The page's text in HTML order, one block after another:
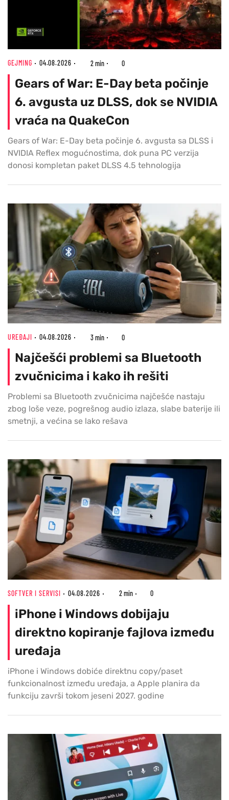
GEJMING 04.08.2026 2 min 0
Gears of War: E-Day beta počinje
6. avgusta uz DLSS, dok se NVIDIA
vraća na QuakeCon
Gears of War: E-Day beta počinje 6. avgusta sa DLSS i
NVIDIA Reflex mogućnostima, dok puna PC verzija
donosi kompletan paket DLSS 4.5 tehnologija
UREĐAJI 04.08.2026 3 min 0
Najčešći problemi sa Bluetooth
zvučnicima i kako ih rešiti
Problemi sa Bluetooth zvučnicima najčešće nastaju
zbog loše veze, pogrešnog audio izlaza, slabe baterije ili
smetnji, a većina se lako rešava
SOFTVER I SERVISI 04.08.2026 2 min 0
iPhone i Windows dobijaju
direktno kopiranje fajlova između
uređaja
iPhone i Windows dobiće direktnu copy/paset
funkcionalnost između uređaja, a Apple planira da
funkciju završi tokom jeseni 2027. godine